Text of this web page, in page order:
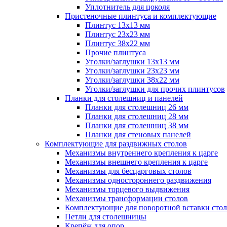
Уплотнитель для цоколя
Пристеночные плинтуса и комплектующие
Плинтус 13х13 мм
Плинтус 23х23 мм
Плинтус 38х22 мм
Прочие плинтуса
Уголки/заглушки 13х13 мм
Уголки/заглушки 23х23 мм
Уголки/заглушки 38х22 мм
Уголки/заглушки для прочих плинтусов
Планки для столешниц и панелей
Планки для столешниц 26 мм
Планки для столешниц 28 мм
Планки для столешниц 38 мм
Планки для стеновых панелей
Комплектующие для раздвижных столов
Механизмы внутреннего крепления к царге
Механизмы внешнего крепления к царге
Механизмы для бесцарговых столов
Механизмы одностороннего раздвижения
Механизмы торцевого выдвижения
Механизмы трансформации столов
Комплектующие для поворотной вставки
Петли для столешницы